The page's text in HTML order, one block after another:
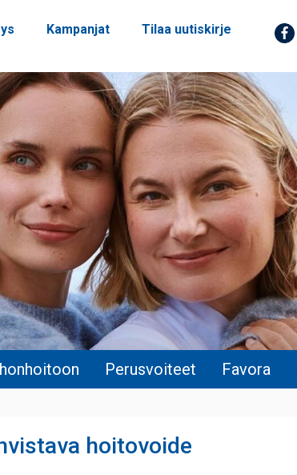
Kampanjat Tilaa uutiskirje
Perusvoiteet Favora
hoitovoide